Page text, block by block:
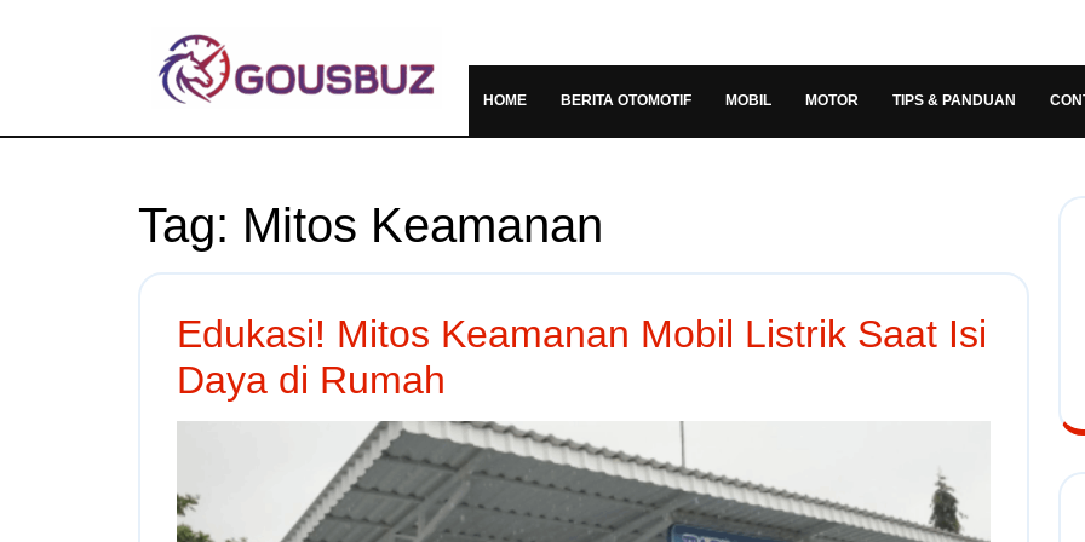
HOME BERITA OTOMOTIF MOBIL MOTOR TIPS & PANDUAN
Tag: Mitos Keamanan
Edukasi! Mitos Keamanan Mobil Listrik Saat Isi
Daya di Rumah